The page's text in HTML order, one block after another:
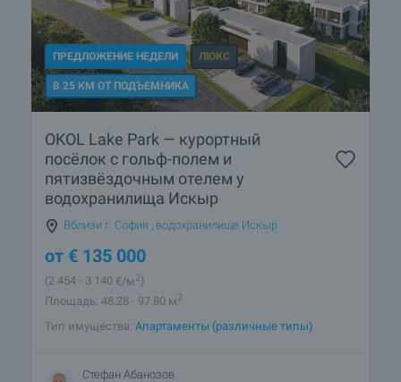
ПРЕДЛОЖЕНИЕ НЕДЕЛИ ЛЮКС
В 25 КМ ОТ ПОДЪЕМНИКА
OKOL Lake Park — курортный
посёлок с гольф-полем и
пятизвёздочным отелем у
водохранилища Искыр
Вблизи г. София , водохранилище Искыр
от € 135 000
(2 454 - 3 140 €/м2)
Площадь: 48.28 - 97.80 м2
Тип имущества: Апартаменты (различные типы)
Стефан Абанозов